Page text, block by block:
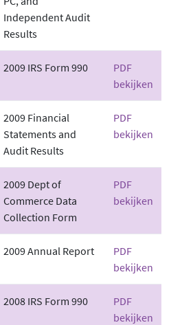
Independent Audit
Results
2009 IRS Form 990
PDF
bekijken
2009 Financial
Statements and
Audit Results
PDF
bekijken
2009 Dept of
Commerce Data
Collection Form
PDF
bekijken
2009 Annual Report
PDF
bekijken
2008 IRS Form 990
PDF
bekijken